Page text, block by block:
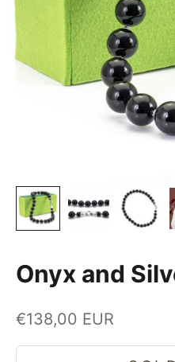
Onyx and
Sale price
€138,00 EUR